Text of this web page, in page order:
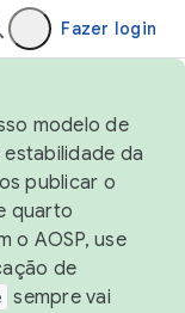
Fazer login
modelo de
da
publicar o
quarto
o AOSP, use
de
sempre vai